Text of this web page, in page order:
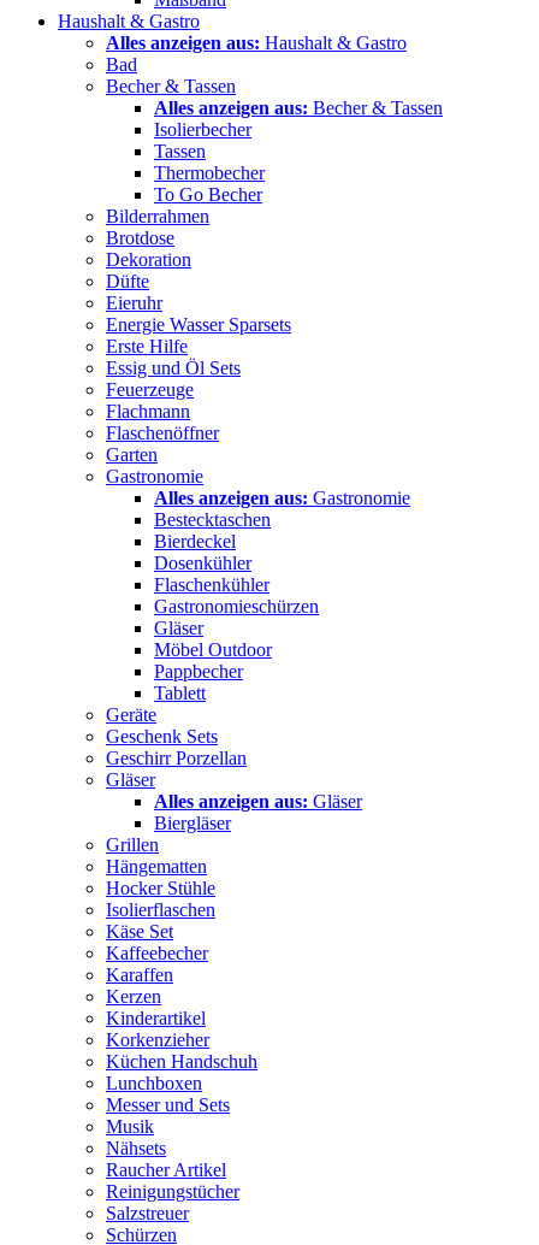
Haushalt & Gastro
Alles anzeigen aus: Haushalt & Gastro
Bad
Becher & Tassen
Alles anzeigen aus: Becher & Tassen
Isolierbecher
Tassen
Thermobecher
To Go Becher
Bilderrahmen
Brotdose
Dekoration
Düfte
Eieruhr
Energie Wasser Sparsets
Erste Hilfe
Essig und Öl Sets
Feuerzeuge
Flachmann
Flaschenöffner
Garten
Gastronomie
Alles anzeigen aus: Gastronomie
Bestecktaschen
Bierdeckel
Dosenkühler
Flaschenkühler
Gastronomieschürzen
Gläser
Möbel Outdoor
Pappbecher
Tablett
Geräte
Geschenk Sets
Geschirr Porzellan
Gläser
Alles anzeigen aus: Gläser
Biergläser
Grillen
Hängematten
Hocker Stühle
Isolierflaschen
Käse Set
Kaffeebecher
Karaffen
Kerzen
Kinderartikel
Korkenzieher
Küchen Handschuh
Lunchboxen
Messer und Sets
Musik
Nähsets
Raucher Artikel
Reinigungstücher
Salzstreuer
Schürzen